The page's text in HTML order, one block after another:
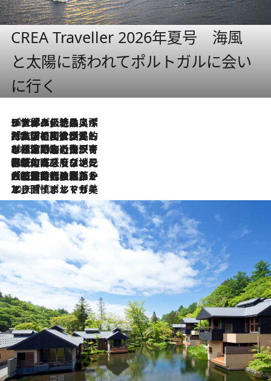
CREA Traveller 2026年夏号 海風
と太陽に誘われてポルトガルに会い
に行く
2026.8.8
リスボンの絶品スイーツ「パステル・デ・ナタ」とは？ポルトガル伝統の奥深い世界へ
2026.7.27
「私の祖国はポルトガル語です」国民的詩人フェルナンド・ペソアと、彼が愛した文学の街を歩く
2026.7.26
ポルトガル近海が育む極上の海の幸。キリリと冷えた白ワインと愉しむ、シーフード専門店の贅沢
2026.7.22
伝統の味をモダンに昇華。高感度な地元客が集う、リスボンの最旬ガストロノミー
2026.7.21
大航海時代の栄華から、震災、独裁、そして革命へ。ポルトガル・首都リスボンの石畳に刻まれた「歴史の光と影」
2026.7.13
エッセイ・ヤマザキマリ「慎ましくも美しき国 ポルトガル」